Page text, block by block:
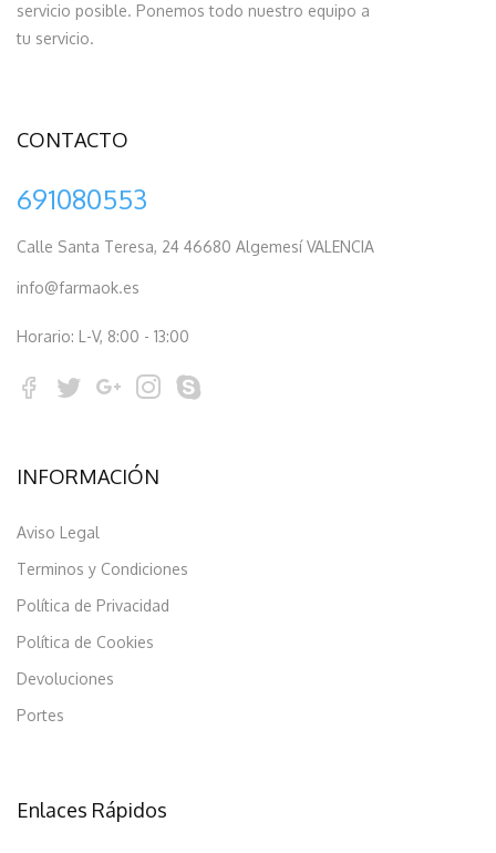
servicio posible. Ponemos todo nuestro equipo a
tu servicio.
CONTACTO
691080553
Calle Santa Teresa, 24 46680 Algemesí VALENCIA
info@farmaok.es
Horario: L-V, 8:00 - 13:00
INFORMACIÓN
Aviso Legal
Terminos y Condiciones
Política de Privacidad
Política de Cookies
Devoluciones
Portes
Enlaces Rápidos